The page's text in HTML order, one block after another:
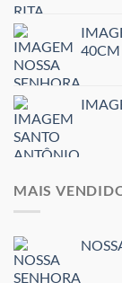
40CM
MAIS